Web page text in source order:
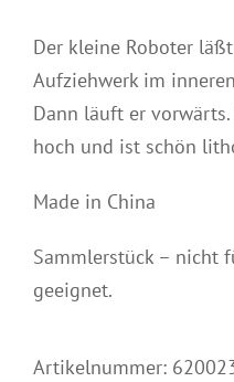
Der kleine Roboter
Aufziehwerk im
Dann läuft er
hoch und ist schön
Made in China
Sammlerstück – nicht
geeignet.
Artikelnummer: